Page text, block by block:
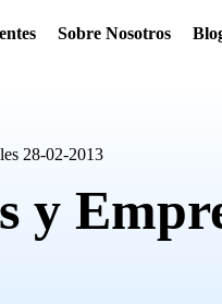
Sobre Nosotros
28-02-2013
y